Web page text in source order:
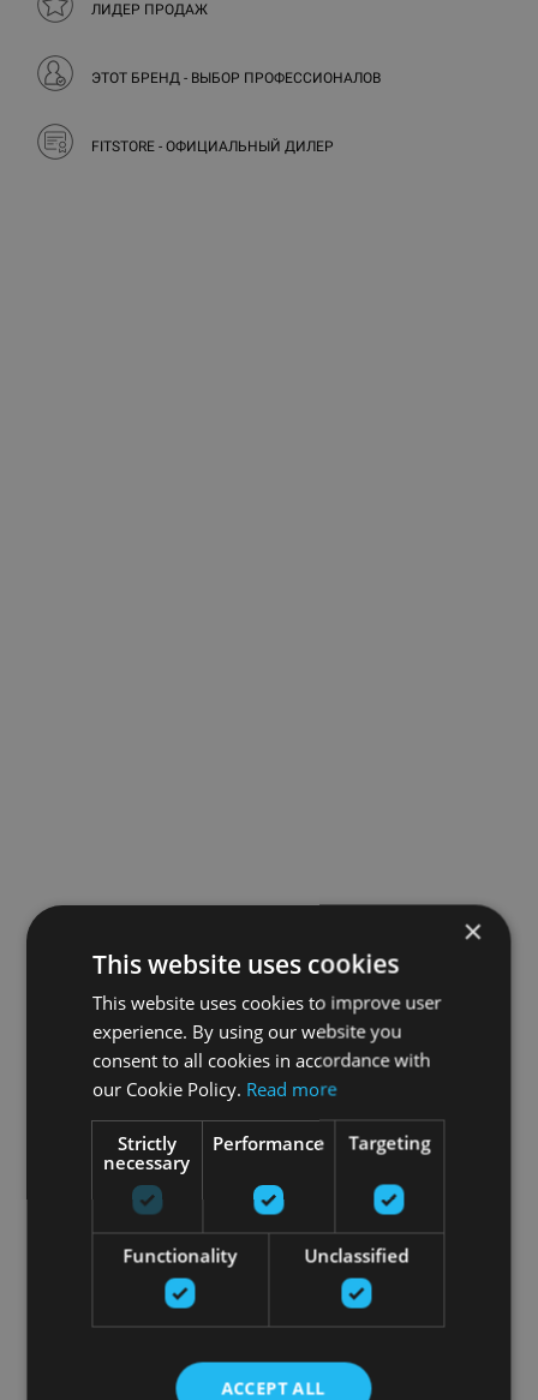
ЛИДЕР ПРОДАЖ
ЭТОТ БРЕНД - ВЫБОР ПРОФЕССИОНАЛОВ
FITSTORE - ОФИЦИАЛЬНЫЙ ДИЛЕР
×
This website uses cookies
This website uses cookies to improve user
experience. By using our website you
consent to all cookies in accordance with
our Cookie Policy. Read more
Strictly
necessary
Performance Targeting
Functionality Unclassified
ACCEPT ALL